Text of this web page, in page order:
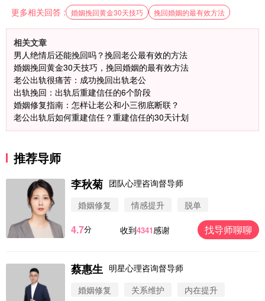
更多相关回答 : 婚姻挽回黄金30天技巧 挽回婚姻的最有效方法
相关文章
男人绝情后还能挽回吗？挽回老公最有效的方法
婚姻挽回黄金30天技巧，挽回婚姻的最有效方法
老公出轨很痛苦：成功挽回出轨老公
出轨挽回：出轨后重建信任的6个阶段
婚姻修复指南：怎样让老公和小三彻底断联？
老公出轨后如何重建信任？重建信任的30天计划
推荐导师
李秋菊 团队心理咨询督导师
婚姻修复
情感提升 脱单
4.7分 收到4341感谢 找导师聊聊
蔡惠生 明星心理咨询督导师
婚姻修复
关系维护 内在提升
微信用户 圆圈 通过此页面咨询，已获得专属情感方
案